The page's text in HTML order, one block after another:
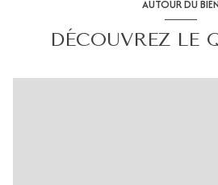
AUTOUR DU
DÉCOUVREZ LE